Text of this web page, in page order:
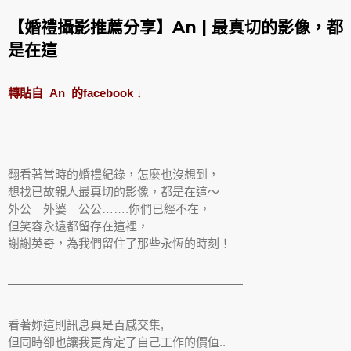
【婚禮攝影推薦分享】An | 最真切的影像，都
是在這
轉貼自 An 的facebook ↓
翻看著當時的婚禮紀錄，怎麼也沒想到，
想找已故親人最真切的影像，都是在這～
外公 外婆 公公…….你們已經不在，
但笑容永遠都留存在這裡，
謝謝英奇，為我們留住了那些永恆的時刻！
————————————————————
看著妳這則訊息真是百感交集,
但同時卻也讓我更肯定了自己工作的價值..